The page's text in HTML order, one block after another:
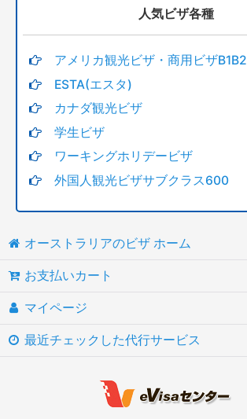
人気ビザ各種
アメリカ観光ビザ・商用ビザB1B2
ESTA(エスタ)
カナダ観光ビザ
学生ビザ
ワーキングホリデービザ
外国人観光ビザサブクラス600
オーストラリアのビザ ホーム
お支払いカート
マイページ
最近チェックした代行サービス